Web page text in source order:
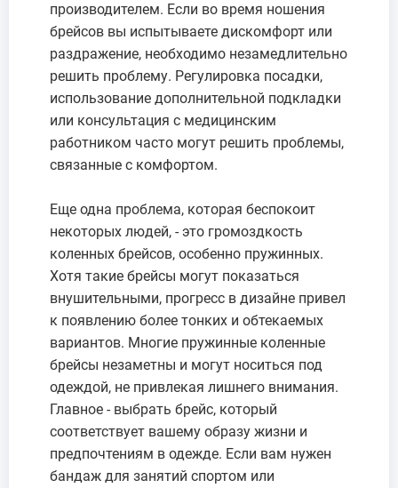
производителем. Если во время ношения
брейсов вы испытываете дискомфорт или
раздражение, необходимо незамедлительно
решить проблему. Регулировка посадки,
использование дополнительной подкладки
или консультация с медицинским
работником часто могут решить проблемы,
связанные с комфортом.
Еще одна проблема, которая беспокоит
некоторых людей, - это громоздкость
коленных брейсов, особенно пружинных.
Хотя такие брейсы могут показаться
внушительными, прогресс в дизайне привел
к появлению более тонких и обтекаемых
вариантов. Многие пружинные коленные
брейсы незаметны и могут носиться под
одеждой, не привлекая лишнего внимания.
Главное - выбрать брейс, который
соответствует вашему образу жизни и
предпочтениям в одежде. Если вам нужен
бандаж для занятий спортом или